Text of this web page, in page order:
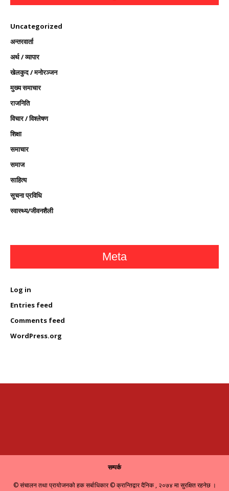
Uncategorized
अन्तरवार्ता
अर्थ / व्यापार
खेलकुद / मनोरञ्जन
मुख्य समाचार
राजनिति
विचार / विश्लेषण
शिक्षा
समाचार
समाज
साहित्य
सूचना प्रविधि
स्वास्थ्य/जीवनशैली
Meta
Log in
Entries feed
Comments feed
WordPress.org
सम्पर्क
© संचालन तथा प्रायोजनको हक सर्बाधिकार © क्रान्तिद्वार दैनिक , २०७४ मा सुरक्षित रहनेछ ।